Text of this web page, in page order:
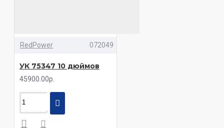
RedPower 072049
УК 75347 10 дюймов
45900.00р.